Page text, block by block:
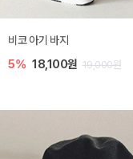
비코 아기 바지
5% 18,100원 19,000원